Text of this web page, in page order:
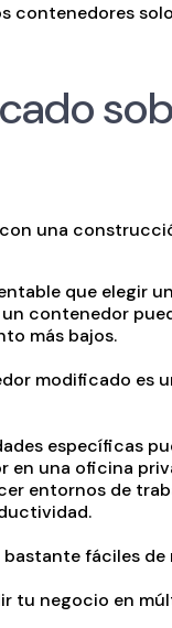
contenedores
una
que elegir
contenedor
más bajos.
modificado es
específicas
en una oficina
entornos de
fáciles de
tu negocio en